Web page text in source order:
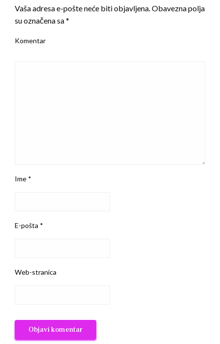
Vaša adresa e-pošte neće biti objavljena.Obavezna polja
su označena sa*
Komentar
Ime *
E-pošta *
Web-stranica